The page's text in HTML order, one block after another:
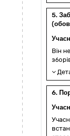
5.
Він
6.